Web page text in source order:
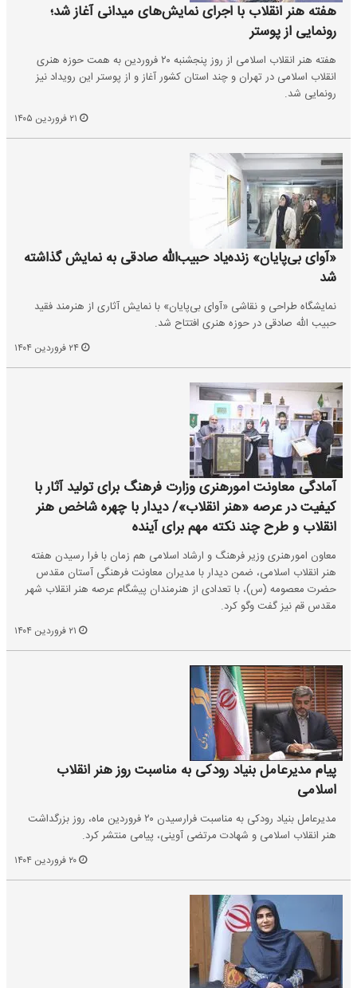
هفته هنر انقلاب با اجرای نمایش‌های میدانی آغاز شد؛
رونمایی از پوستر
هفته هنر انقلاب اسلامی از روز پنجشنبه ۲۰ فروردین‌ به همت حوزه هنری
انقلاب اسلامی در تهران و چند استان کشور آغاز و از پوستر این رویداد نیز
رونمایی شد.
«آوای بی‌پایان» زنده‌یاد حبیب‌الله صادقی به نمایش گذاشته
شد
نمایشگاه طراحی و نقاشی «آوای بی‌پایان» با نمایش آثاری از هنرمند فقید
حبیب‌ الله صادقی در حوزه هنری افتتاح شد.
آمادگی معاونت امورهنری وزارت فرهنگ برای تولید آثار با
کیفیت در عرصه «هنر انقلاب»/ دیدار با چهره شاخص هنر
انقلاب و طرح چند نکته مهم برای آینده
معاون امورهنری وزیر فرهنگ و ارشاد اسلامی هم زمان با فرا رسیدن هفته
هنر انقلاب اسلامی، ضمن دیدار با مدیران معاونت فرهنگی آستان مقدس
حضرت معصومه (س)، با تعدادی از هنرمندان پیشگام عرصه هنر انقلاب شهر
مقدس قم نیز گفت وگو کرد.
پیام مدیرعامل بنیاد رودکی به مناسبت روز هنر انقلاب
اسلامی
مدیرعامل بنیاد رودکی به مناسبت فرارسیدن ۲۰ فروردین ماه، روز بزرگداشت
هنر انقلاب اسلامی و شهادت مرتضی آوینی، پیامی منتشر کرد.